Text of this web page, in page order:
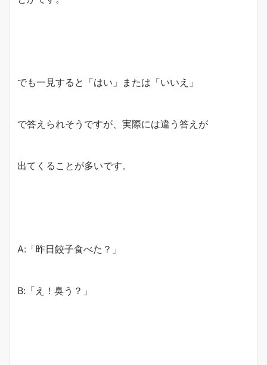
でも一見すると「はい」または「いいえ」
で答えられそうですが、実際には違う答えが
出てくることが多いです。
A:「昨日餃子食べた？」
B:「え！臭う？」